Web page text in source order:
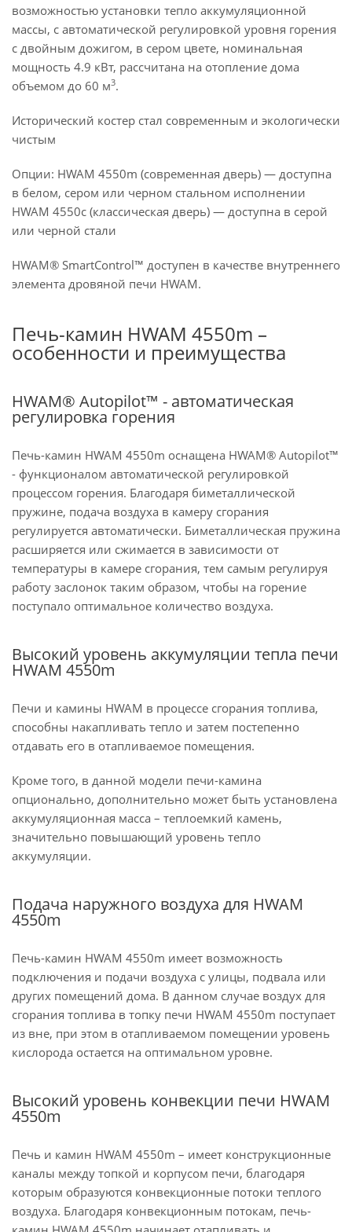
возможностью установки тепло аккумуляционной
массы, с автоматической регулировкой уровня горения
с двойным дожигом, в сером цвете, номинальная
мощность 4.9 кВт, рассчитана на отопление дома
объемом до 60 м3.
Исторический костер стал современным и экологически
чистым
Опции: HWAM 4550m (современная дверь) — доступна
в белом, сером или черном стальном исполнении
HWAM 4550c (классическая дверь) — доступна в серой
или черной стали
HWAM® SmartControl™ доступен в качестве внутреннего
элемента дровяной печи HWAM.
Печь-камин HWAM 4550m –
особенности и преимущества
HWAM® Autopilot™ - автоматическая
регулировка горения
Печь-камин HWAM 4550m оснащена HWAM® Autopilot™
- функционалом автоматической регулировкой
процессом горения. Благодаря биметаллической
пружине, подача воздуха в камеру сгорания
регулируется автоматически. Биметаллическая пружина
расширяется или сжимается в зависимости от
температуры в камере сгорания, тем самым регулируя
работу заслонок таким образом, чтобы на горение
поступало оптимальное количество воздуха.
Высокий уровень аккумуляции тепла печи
HWAM 4550m
Печи и камины HWAM в процессе сгорания топлива,
способны накапливать тепло и затем постепенно
отдавать его в отапливаемое помещения.
Кроме того, в данной модели печи-камина
опционально, дополнительно может быть установлена
аккумуляционная масса – теплоемкий камень,
значительно повышающий уровень тепло
аккумуляции.
Подача наружного воздуха для HWAM
4550m
Печь-камин HWAM 4550m имеет возможность
подключения и подачи воздуха с улицы, подвала или
других помещений дома. В данном случае воздух для
сгорания топлива в топку печи HWAM 4550m поступает
из вне, при этом в отапливаемом помещении уровень
кислорода остается на оптимальном уровне.
Высокий уровень конвекции печи HWAM
4550m
Печь и камин HWAM 4550m – имеет конструкционные
каналы между топкой и корпусом печи, благодаря
которым образуются конвекционные потоки теплого
воздуха. Благодаря конвекционным потокам, печь-